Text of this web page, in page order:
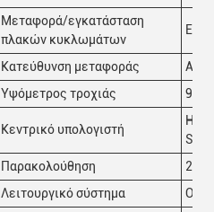
Μεταφορά/εγκατάσταση
πλακών κυκλωμάτων
Κατεύθυνση μεταφοράς
Από
Υψόμετρος τροχιάς
Κεντρικό υπολογιστή
Η
Παρακολούθηση
Λειτουργικό σύστημα